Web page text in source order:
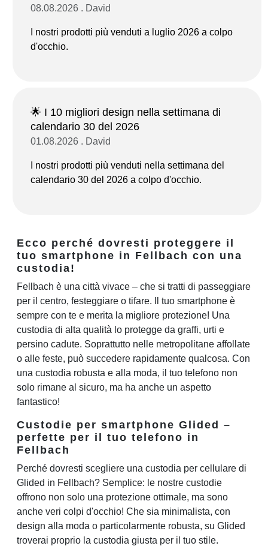
08.08.2026 . David
I nostri prodotti più venduti a luglio 2026 a colpo
d'occhio.
🌟 I 10 migliori design nella settimana di
calendario 30 del 2026
01.08.2026 . David
I nostri prodotti più venduti nella settimana del
calendario 30 del 2026 a colpo d'occhio.
Ecco perché dovresti proteggere il
tuo smartphone in Fellbach con una
custodia!
Fellbach è una città vivace – che si tratti di passeggiare
per il centro, festeggiare o tifare. Il tuo smartphone è
sempre con te e merita la migliore protezione! Una
custodia di alta qualità lo protegge da graffi, urti e
persino cadute. Soprattutto nelle metropolitane affollate
o alle feste, può succedere rapidamente qualcosa. Con
una custodia robusta e alla moda, il tuo telefono non
solo rimane al sicuro, ma ha anche un aspetto
fantastico!
Custodie per smartphone Glided –
perfette per il tuo telefono in
Fellbach
Perché dovresti scegliere una custodia per cellulare di
Glided in Fellbach? Semplice: le nostre custodie
offrono non solo una protezione ottimale, ma sono
anche veri colpi d'occhio! Che sia minimalista, con
design alla moda o particolarmente robusta, su Glided
troverai proprio la custodia giusta per il tuo stile.